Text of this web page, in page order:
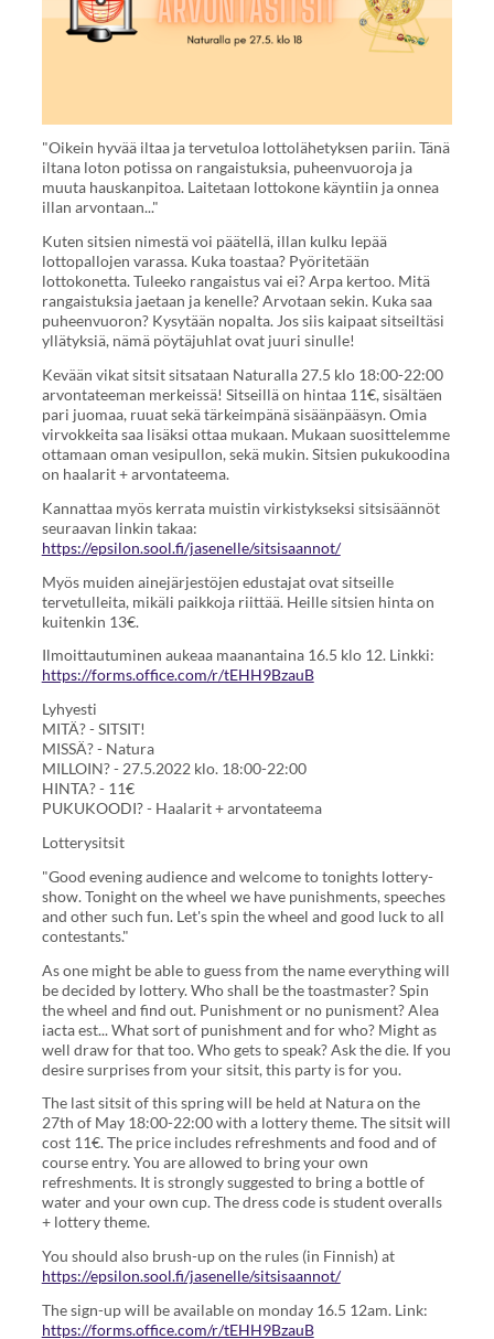
"Oikein hyvää iltaa ja tervetuloa lottolähetyksen pariin. Tänä
iltana loton potissa on rangaistuksia, puheenvuoroja ja
muuta hauskanpitoa. Laitetaan lottokone käyntiin ja onnea
illan arvontaan..."
Kuten sitsien nimestä voi päätellä, illan kulku lepää
lottopallojen varassa. Kuka toastaa? Pyöritetään
lottokonetta. Tuleeko rangaistus vai ei? Arpa kertoo. Mitä
rangaistuksia jaetaan ja kenelle? Arvotaan sekin. Kuka saa
puheenvuoron? Kysytään nopalta. Jos siis kaipaat sitseiltäsi
yllätyksiä, nämä pöytäjuhlat ovat juuri sinulle!
Kevään vikat sitsit sitsataan Naturalla 27.5 klo 18:00-22:00
arvontateeman merkeissä! Sitseillä on hintaa 11€, sisältäen
pari juomaa, ruuat sekä tärkeimpänä sisäänpääsyn. Omia
virvokkeita saa lisäksi ottaa mukaan. Mukaan suosittelemme
ottamaan oman vesipullon, sekä mukin. Sitsien pukukoodina
on haalarit + arvontateema.
Kannattaa myös kerrata muistin virkistykseksi sitsisäännöt
seuraavan linkin takaa:
https://epsilon.sool.fi/jasenelle/sitsisaannot/
Myös muiden ainejärjestöjen edustajat ovat sitseille
tervetulleita, mikäli paikkoja riittää. Heille sitsien hinta on
kuitenkin 13€.
Ilmoittautuminen aukeaa maanantaina 16.5 klo 12. Linkki:
https://forms.office.com/r/tEHH9BzauB
Lyhyesti
MITÄ? - SITSIT!
MISSÄ? - Natura
MILLOIN? - 27.5.2022 klo. 18:00-22:00
HINTA? - 11€
PUKUKOODI? - Haalarit + arvontateema
Lotterysitsit
"Good evening audience and welcome to tonights lottery-
show. Tonight on the wheel we have punishments, speeches
and other such fun. Let's spin the wheel and good luck to all
contestants."
As one might be able to guess from the name everything will
be decided by lottery. Who shall be the toastmaster? Spin
the wheel and find out. Punishment or no punisment? Alea
iacta est... What sort of punishment and for who? Might as
well draw for that too. Who gets to speak? Ask the die. If you
desire surprises from your sitsit, this party is for you.
The last sitsit of this spring will be held at Natura on the
27th of May 18:00-22:00 with a lottery theme. The sitsit will
cost 11€. The price includes refreshments and food and of
course entry. You are allowed to bring your own
refreshments. It is strongly suggested to bring a bottle of
water and your own cup. The dress code is student overalls
+ lottery theme.
You should also brush-up on the rules (in Finnish) at
https://epsilon.sool.fi/jasenelle/sitsisaannot/
The sign-up will be available on monday 16.5 12am. Link:
https://forms.office.com/r/tEHH9BzauB